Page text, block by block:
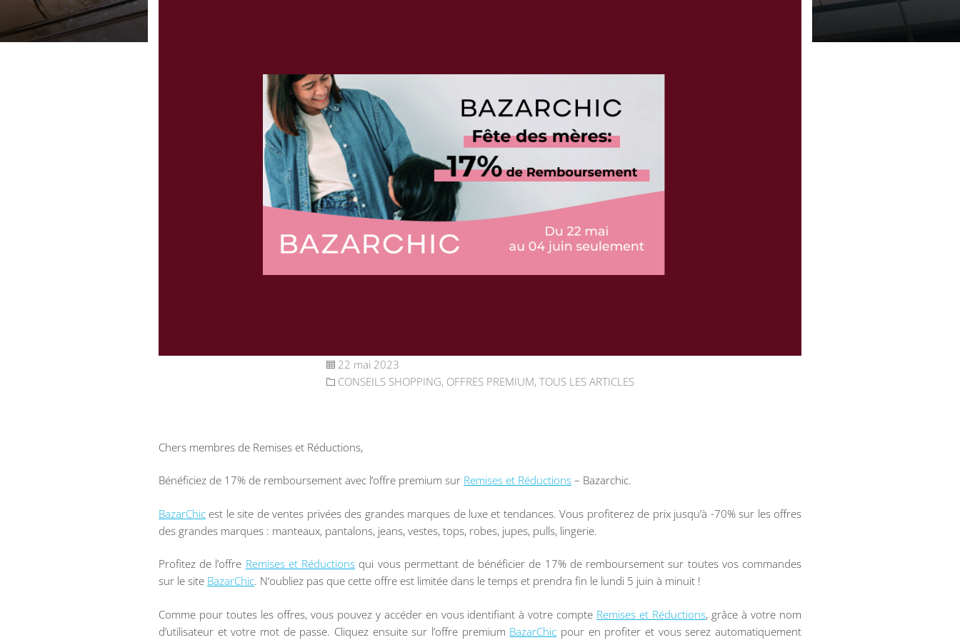
22 mai 2023
CONSEILS SHOPPING, OFFRES PREMIUM, TOUS LES ARTICLES
Chers membres de Remises et Réductions,
Bénéficiez de 17% de remboursement avec l’offre premium sur Remises et Réductions – Bazarchic.
BazarChic est le site de ventes privées des grandes marques de luxe et tendances. Vous profiterez de prix jusqu’à -70% sur les offres
des grandes marques : manteaux, pantalons, jeans, vestes, tops, robes, jupes, pulls, lingerie.
Profitez de l’offre Remises et Réductions qui vous permettant de bénéficier de 17% de remboursement sur toutes vos commandes
sur le site BazarChic. N’oubliez pas que cette offre est limitée dans le temps et prendra fin le lundi 5 juin à minuit !
Comme pour toutes les offres, vous pouvez y accéder en vous identifiant à votre compte Remises et Réductions, grâce à votre nom
d’utilisateur et votre mot de passe. Cliquez ensuite sur l’offre premium BazarChic pour en profiter et vous serez automatiquement